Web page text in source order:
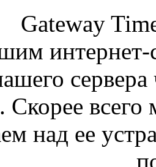
Gateway
интернет-
Скорее
над ее